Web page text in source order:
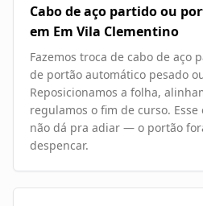
Cabo de aço partido ou
em Em Vila Clementino
Fazemos troca de cabo de aço
de portão automático pesado
Reposicionamos a folha,
regulamos o fim de curso.
não dá pra adiar — o portão
despencar.